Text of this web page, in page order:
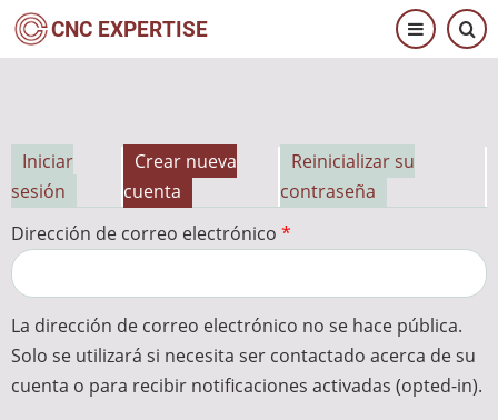
Pasar
CNC EXPERTISE
Solapas
principales
Iniciar
sesión
Crear nueva
cuenta
Reinicializar su
contraseña
Dirección de correo electrónico
La dirección de correo electrónico no se hace pública.
Solo se utilizará si necesita ser contactado acerca de su
cuenta o para recibir notificaciones activadas (opted-in).